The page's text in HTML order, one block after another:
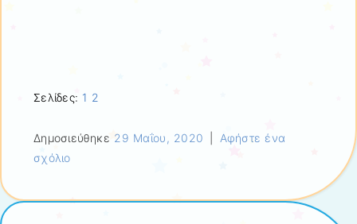
Σελίδες: 1 2
Δημοσιεύθηκε 29 Μαΐου, 2020
Αφήστε ένα
σχόλιο